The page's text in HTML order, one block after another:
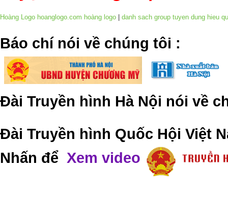
Hoàng Logo hoanglogo.com hoàng logo | danh sach group tuyen dung hieu
​Báo chí nói về chúng tôi :
Đài Truyền hình Hà Nội nói về
Đài Truyền hình Quốc Hội Việt
Nhấn để Xem video